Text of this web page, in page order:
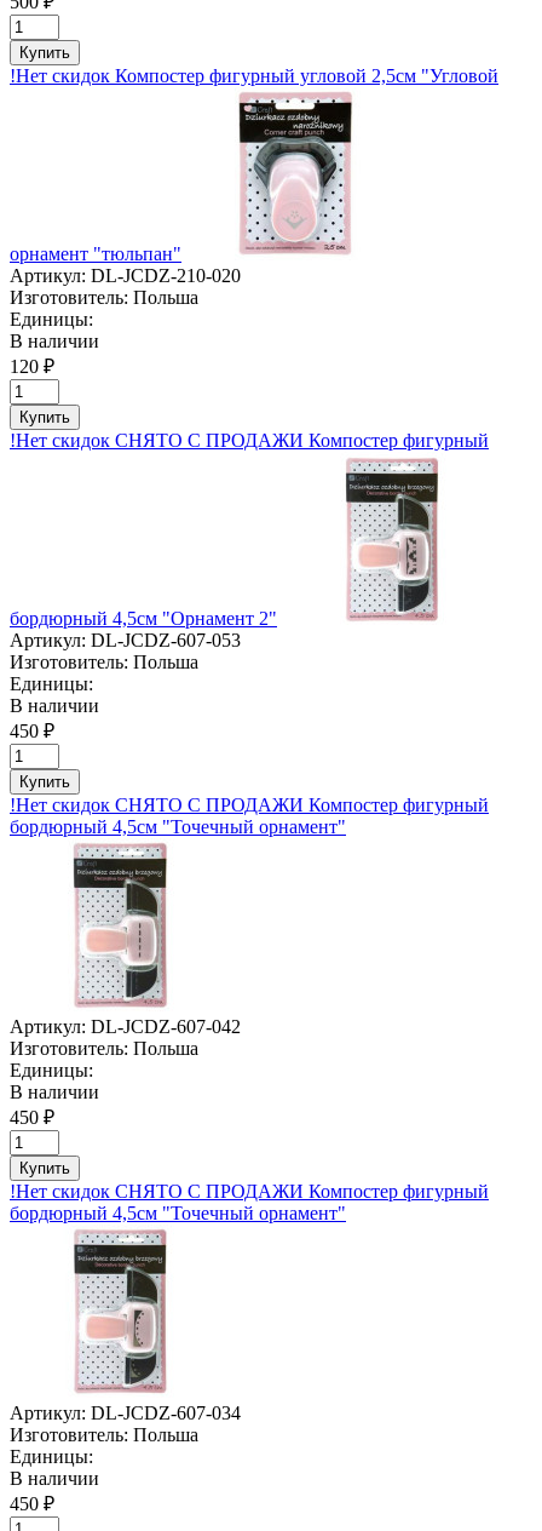
Купить
!Нет скидок Компостер фигурный угловой 2,5см "Угловой
орнамент "тюльпан"
Артикул: DL-JCDZ-210-020
Изготовитель: Польша
Единицы:
В наличии
120 ₽
Купить
!Нет скидок СНЯТО С ПРОДАЖИ Компостер фигурный
бордюрный 4,5см "Орнамент 2"
Артикул: DL-JCDZ-607-053
Изготовитель: Польша
Единицы:
В наличии
450 ₽
Купить
!Нет скидок СНЯТО С ПРОДАЖИ Компостер фигурный
бордюрный 4,5см "Точечный орнамент"
Артикул: DL-JCDZ-607-042
Изготовитель: Польша
Единицы:
В наличии
450 ₽
Купить
!Нет скидок СНЯТО С ПРОДАЖИ Компостер фигурный
бордюрный 4,5см "Точечный орнамент"
Артикул: DL-JCDZ-607-034
Изготовитель: Польша
Единицы:
В наличии
450 ₽